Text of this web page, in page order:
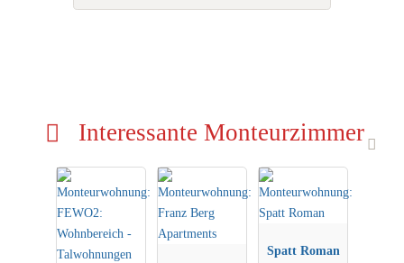
Interessante Monteurzimmer
Spatt Roman